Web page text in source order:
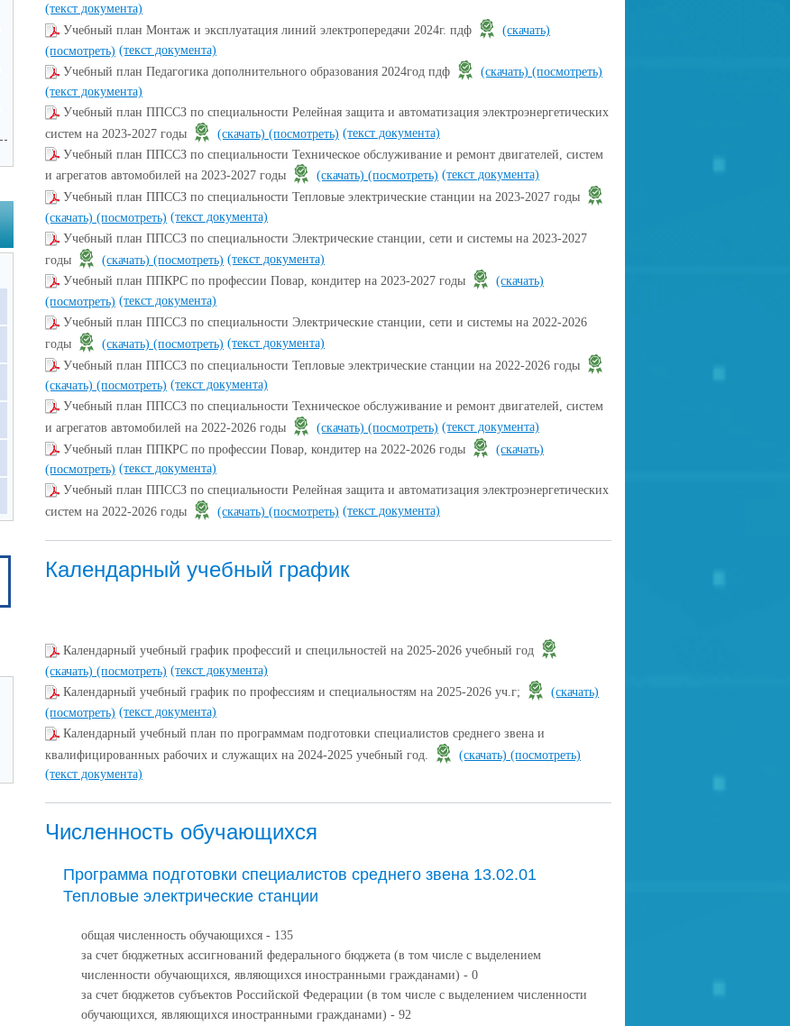
(текст документа)
Учебный план Монтаж и эксплуатация линий электропередачи 2024г. пдф
(скачать)
(посмотреть) (текст документа)
Учебный план Педагогика дополнительного образования 2024год пдф
(скачать) (посмотреть)
(текст документа)
Учебный план ППССЗ по специальности Релейная защита и автоматизация электроэнергетических
систем на 2023-2027 годы
(скачать) (посмотреть) (текст документа)
Учебный план ППССЗ по специальности Техническое обслуживание и ремонт двигателей, систем
и агрегатов автомобилей на 2023-2027 годы
(скачать) (посмотреть) (текст документа)
Учебный план ППССЗ по специальности Тепловые электрические станции на 2023-2027 годы
(скачать) (посмотреть) (текст документа)
Учебный план ППССЗ по специальности Электрические станции, сети и системы на 2023-2027
годы
(скачать) (посмотреть) (текст документа)
Учебный план ППКРС по профессии Повар, кондитер на 2023-2027 годы
(скачать)
(посмотреть) (текст документа)
Учебный план ППССЗ по специальности Электрические станции, сети и системы на 2022-2026
годы
(скачать) (посмотреть) (текст документа)
Учебный план ППССЗ по специальности Тепловые электрические станции на 2022-2026 годы
(скачать) (посмотреть) (текст документа)
Учебный план ППССЗ по специальности Техническое обслуживание и ремонт двигателей, систем
и агрегатов автомобилей на 2022-2026 годы
(скачать) (посмотреть) (текст документа)
Учебный план ППКРС по профессии Повар, кондитер на 2022-2026 годы
(скачать)
(посмотреть) (текст документа)
Учебный план ППССЗ по специальности Релейная защита и автоматизация электроэнергетических
систем на 2022-2026 годы
(скачать) (посмотреть) (текст документа)
Календарный учебный график
Календарный учебный график профессий и специльностей на 2025-2026 учебный год
(скачать) (посмотреть) (текст документа)
Календарный учебный график по профессиям и специальностям на 2025-2026 уч.г;
(скачать)
(посмотреть) (текст документа)
Календарный учебный план по программам подготовки специалистов среднего звена и
квалифицированных рабочих и служащих на 2024-2025 учебный год.
(скачать) (посмотреть)
(текст документа)
Численность обучающихся
Программа подготовки специалистов среднего звена 13.02.01
Тепловые электрические станции
общая численность обучающихся - 135
за счет бюджетных ассигнований федерального бюджета (в том числе с выделением
численности обучающихся, являющихся иностранными гражданами) - 0
за счет бюджетов субъектов Российской Федерации (в том числе с выделением численности
обучающихся, являющихся иностранными гражданами) - 92